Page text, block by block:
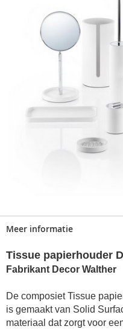
Meer informatie
Tissue papierhouder
Fabrikant Decor Walther
De composiet Tissue
is gemaakt van Solid
materiaal dat zorgt voor